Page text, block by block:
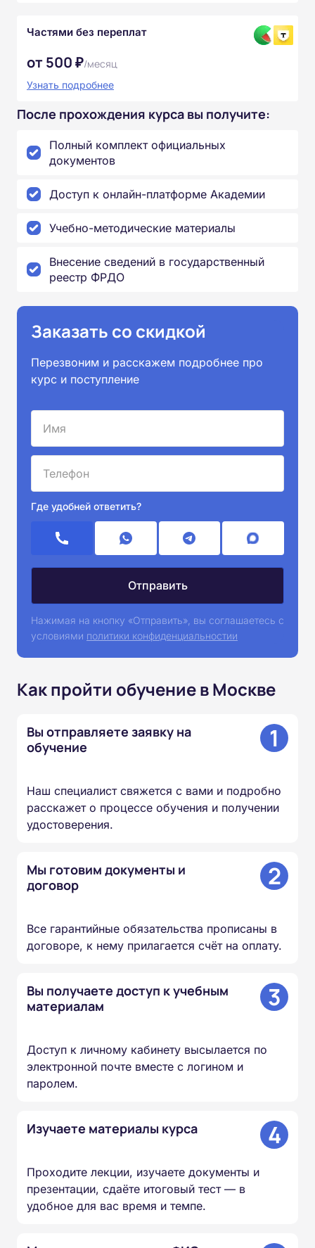
Частями без переплат
от 500 ₽/месяц
Узнать подробнее
После прохождения курса вы получите:
Полный комплект официальных
документов
Доступ к онлайн-платформе Академии
Учебно-методические материалы
Внесение сведений в государственный
реестр ФРДО
Заказать со скидкой
Перезвоним и расскажем подробнее про
курс и поступление
Где удобней ответить?
Нажимая на кнопку «Отправить», вы соглашаетесь с
условиями политики конфиденциальностии
Как пройти обучение в Москве
Вы отправляете заявку на
обучение
1
Наш специалист свяжется с вами и подробно
расскажет о процессе обучения и получении
удостоверения.
Мы готовим документы и
договор
2
Все гарантийные обязательства прописаны в
договоре, к нему прилагается счёт на оплату.
Вы получаете доступ к учебным
материалам
3
Доступ к личному кабинету высылается по
электронной почте вместе с логином и
паролем.
Изучаете материалы курса 4
Проходите лекции, изучаете документы и
презентации, сдаёте итоговый тест — в
удобное для вас время и темпе.